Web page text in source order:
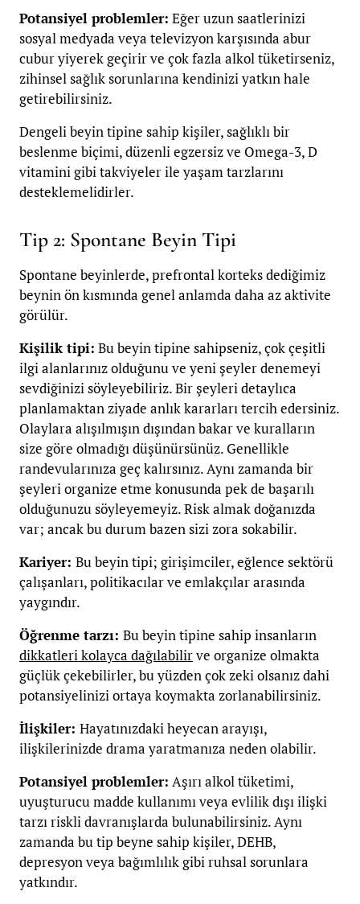
Potansiyel problemler: Eğer uzun saatlerinizi
sosyal medyada veya televizyon karşısında abur
cubur yiyerek geçirir ve çok fazla alkol tüketirseniz,
zihinsel sağlık sorunlarına kendinizi yatkın hale
getirebilirsiniz.
Dengeli beyin tipine sahip kişiler, sağlıklı bir
beslenme biçimi, düzenli egzersiz ve Omega-3, D
vitamini gibi takviyeler ile yaşam tarzlarını
desteklemelidirler.
Tip 2: Spontane Beyin Tipi
Spontane beyinlerde, prefrontal korteks dediğimiz
beynin ön kısmında genel anlamda daha az aktivite
görülür.
Kişilik tipi: Bu beyin tipine sahipseniz, çok çeşitli
ilgi alanlarınız olduğunu ve yeni şeyler denemeyi
sevdiğinizi söyleyebiliriz. Bir şeyleri detaylıca
planlamaktan ziyade anlık kararları tercih edersiniz.
Olaylara alışılmışın dışından bakar ve kuralların
size göre olmadığı düşünürsünüz. Genellikle
randevularınıza geç kalırsınız. Aynı zamanda bir
şeyleri organize etme konusunda pek de başarılı
olduğunuzu söyleyemeyiz. Risk almak doğanızda
var; ancak bu durum bazen sizi zora sokabilir.
Kariyer: Bu beyin tipi; girişimciler, eğlence sektörü
çalışanları, politikacılar ve emlakçılar arasında
yaygındır.
Öğrenme tarzı: Bu beyin tipine sahip insanların
dikkatleri kolayca dağılabilirve organize olmakta
güçlük çekebilirler, bu yüzden çok zeki olsanız dahi
potansiyelinizi ortaya koymakta zorlanabilirsiniz.
İlişkiler: Hayatınızdaki heyecan arayışı,
ilişkilerinizde drama yaratmanıza neden olabilir.
Potansiyel problemler: Aşırı alkol tüketimi,
uyuşturucu madde kullanımı veya evlilik dışı ilişki
tarzı riskli davranışlarda bulunabilirsiniz. Aynı
zamanda bu tip beyne sahip kişiler, DEHB,
depresyon veya bağımlılık gibi ruhsal sorunlara
yatkındır.